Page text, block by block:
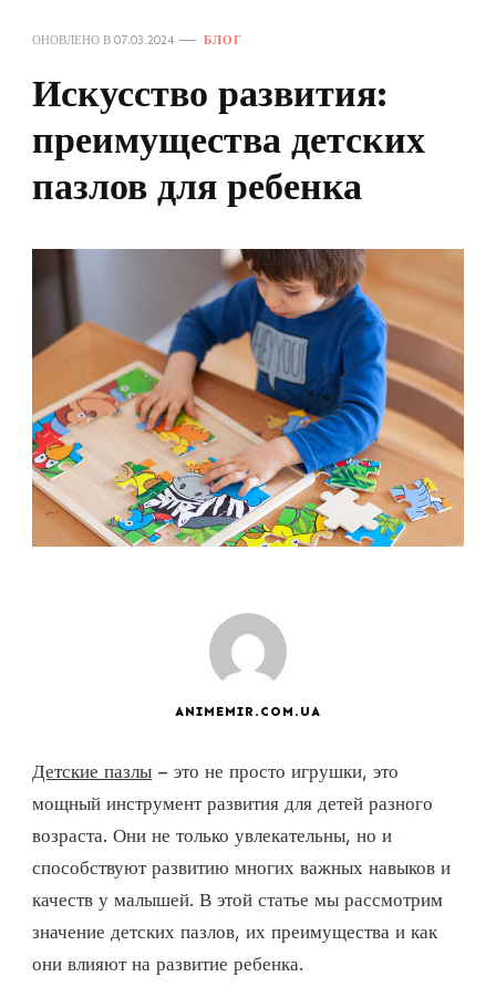
ОНОВЛЕНО В 07.03.2024 БЛОГ
Искусство развития:
преимущества детских
пазлов для ребенка
ANIMEMIR.COM.UA
Детские пазлы – это не просто игрушки, это
мощный инструмент развития для детей разного
возраста. Они не только увлекательны, но и
способствуют развитию многих важных навыков и
качеств у малышей. В этой статье мы рассмотрим
значение детских пазлов, их преимущества и как
они влияют на развитие ребенка.